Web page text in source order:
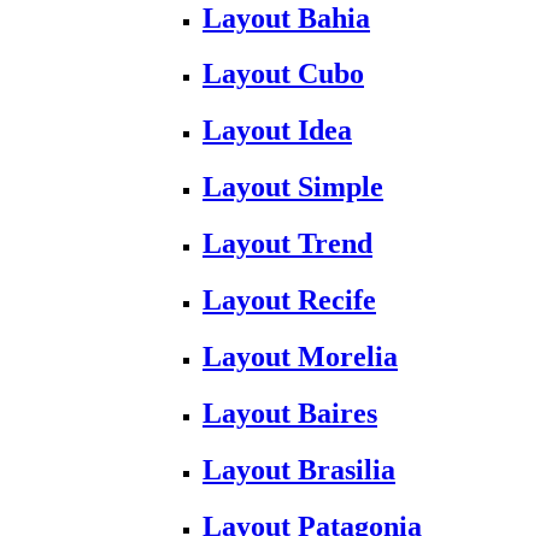
Layout Bahia
Layout Cubo
Layout Idea
Layout Simple
Layout Trend
Layout Recife
Layout Morelia
Layout Baires
Layout Brasilia
Layout Patagonia